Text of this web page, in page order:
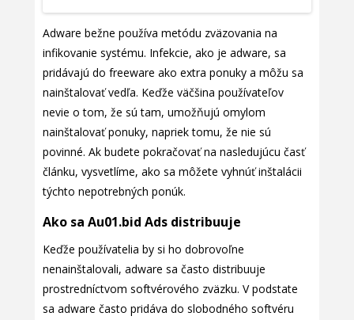
Adware bežne používa metódu zväzovania na
infikovanie systému. Infekcie, ako je adware, sa
pridávajú do freeware ako extra ponuky a môžu sa
nainštalovať vedľa. Keďže väčšina používateľov
nevie o tom, že sú tam, umožňujú omylom
nainštalovať ponuky, napriek tomu, že nie sú
povinné. Ak budete pokračovať na nasledujúcu časť
článku, vysvetlíme, ako sa môžete vyhnúť inštalácii
týchto nepotrebných ponúk.
Ako sa Au01.bid Ads distribuuje
Keďže používatelia by si ho dobrovoľne
nenainštalovali, adware sa často distribuuje
prostredníctvom softvérového zväzku. V podstate
sa adware často pridáva do slobodného softvéru